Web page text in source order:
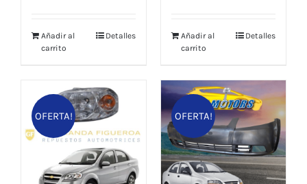
$ 56,00.$ 48,00.
Añadir al
carrito
Detalles
Añadir al
carrito
Detalles
OFERTA! OFERTA!